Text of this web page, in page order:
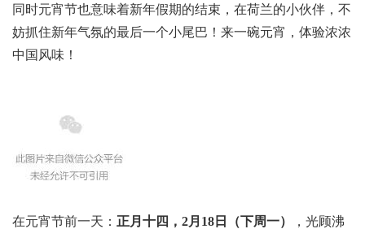
同时元宵节也意味着新年假期的结束，在荷兰的小伙伴，不
妨抓住新年气氛的最后一个小尾巴！来一碗元宵，体验浓浓
中国风味！
在元宵节前一天： 正月十四，2月18日（下周一）
，光顾沸